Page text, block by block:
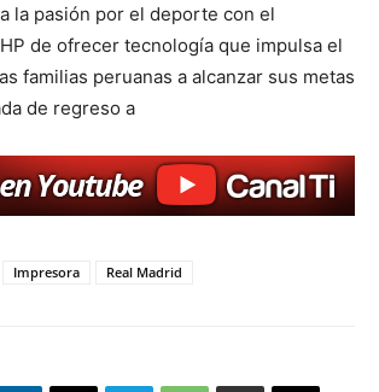
la pasión por el deporte con el
de ofrecer tecnología que impulsa el
familias peruanas a alcanzar sus metas
de regreso a
Impresora Real Madrid